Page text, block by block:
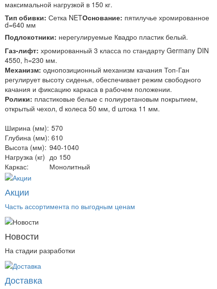
максимальной нагрузкой в 150 кг.
Тип обивки: Сетка NETОснование: пятилучье хромированное
d=640 мм
Подлокотники: нерегулируемые Квадро пластик белый.
Газ-лифт: хромированный 3 класса по стандарту Germany DIN
4550, h=230 мм.
Механизм: однопозиционный механизм качания Топ-Ган
регулирует высоту сиденья, обеспечивает режим свободного
качания и фиксацию каркаса в рабочем положении.
Ролики: пластиковые белые с полиуретановым покрытием,
открытый чехол, d колеса 50 мм, d штока 11 мм.
Ширина (мм): 570
Глубина (мм): 610
Высота (мм): 940-1040
Нагрузка (кг) до 150
Каркас:
Монолитный
Акции
Часть ассортимента по выгодным ценам
Новости
На стадии разработки
Доставка